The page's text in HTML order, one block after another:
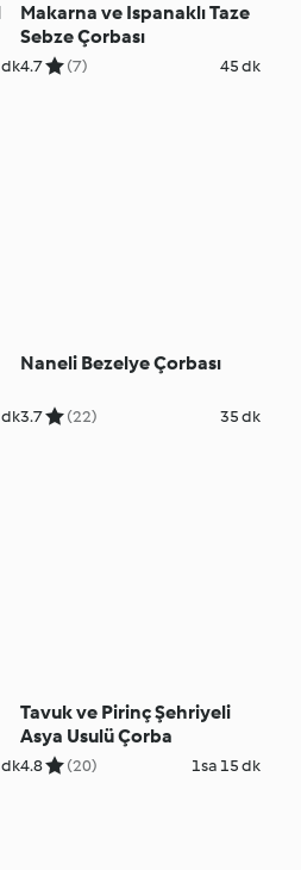
Makarna ve Ispanaklı Taze
Sebze Çorbası
4.7 (7) 45 dk
Naneli Bezelye Çorbası
3.7 (22) 35 dk
Tavuk ve Pirinç Şehriyeli
Asya Usulü Çorba
4.8 (20) 1sa 15 dk